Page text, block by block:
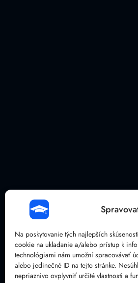
Na poskytovanie tých najlepších
cookie na ukladanie a/alebo prístup k
technológiami nám umožní spracovávať
alebo jedinečné ID na tejto stránke.
nepriaznivo ovplyvniť určité vlastnosti a